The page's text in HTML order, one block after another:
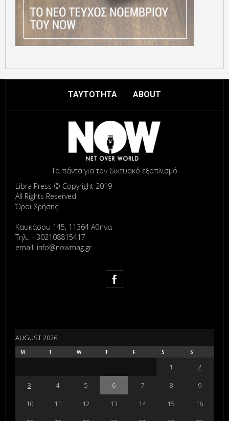
ΤΑΥΤΟΤΗΤΑ ABOUT
Τα πάντα για τον δικτυακό εξοπλισμό
Libra Press © Copyright 2019
All Rights Reserved
Όροι Χρήσης
Καυκάσου 145, 11364 Αθήνα
Τηλ.: +302108815417
email: info@nowmag.gr
AUGUST 2026
M T W T F S S
1
2
3
4 5 6 7 8
9
10
11 12 13 14 15
16